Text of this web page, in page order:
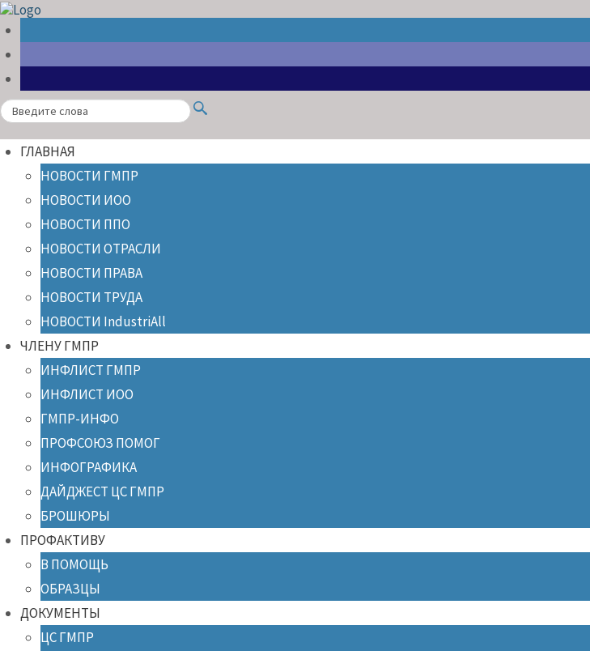
Search
ГЛАВНАЯ
НОВОСТИ ГМПР
НОВОСТИ ИОО
НОВОСТИ ППО
НОВОСТИ ОТРАСЛИ
НОВОСТИ ПРАВА
НОВОСТИ ТРУДА
НОВОСТИ IndustriAll
ЧЛЕНУ ГМПР
ИНФЛИСТ ГМПР
ИНФЛИСТ ИОО
ГМПР-ИНФО
ПРОФСОЮЗ ПОМОГ
ИНФОГРАФИКА
ДАЙДЖЕСТ ЦС ГМПР
БРОШЮРЫ
ПРОФАКТИВУ
В ПОМОЩЬ
ОБРАЗЦЫ
ДОКУМЕНТЫ
ЦС ГМПР